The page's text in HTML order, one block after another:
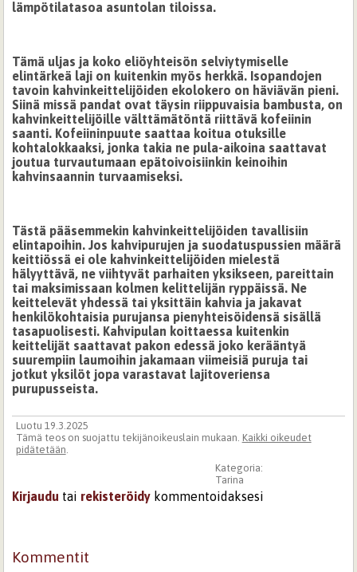
lämpötilatasoa asuntolan tiloissa.
Tämä uljas ja koko eliöyhteisön selviytymiselle
elintärkeä laji on kuitenkin myös herkkä. Isopandojen
tavoin kahvinkeittelijöiden ekolokero on häviävän pieni.
Siinä missä pandat ovat täysin riippuvaisia bambusta, on
kahvinkeittelijöille välttämätöntä riittävä kofeiinin
saanti. Kofeiininpuute saattaa koitua otuksille
kohtalokkaaksi, jonka takia ne pula-aikoina saattavat
joutua turvautumaan epätoivoisiinkin keinoihin
kahvinsaannin turvaamiseksi.
Tästä pääsemmekin kahvinkeittelijöiden tavallisiin
elintapoihin. Jos kahvipurujen ja suodatuspussien määrä
keittiössä ei ole kahvinkeittelijöiden mielestä
hälyyttävä, ne viihtyvät parhaiten yksikseen, pareittain
tai maksimissaan kolmen kelittelijän ryppäissä. Ne
keittelevät yhdessä tai yksittäin kahvia ja jakavat
henkilökohtaisia purujansa pienyhteisöidensä sisällä
tasapuolisesti. Kahvipulan koittaessa kuitenkin
keittelijät saattavat pakon edessä joko kerääntyä
suurempiin laumoihin jakamaan viimeisiä puruja tai
jotkut yksilöt jopa varastavat lajitoveriensa
purupusseista.
Luotu 19.3.2025
Tämä teos on suojattu tekijänoikeuslain mukaan. Kaikki oikeudet
pidätetään
Kategoria:
Tarina
Kirjaudu tai rekisteröidy kommentoidaksesi
Kommentit